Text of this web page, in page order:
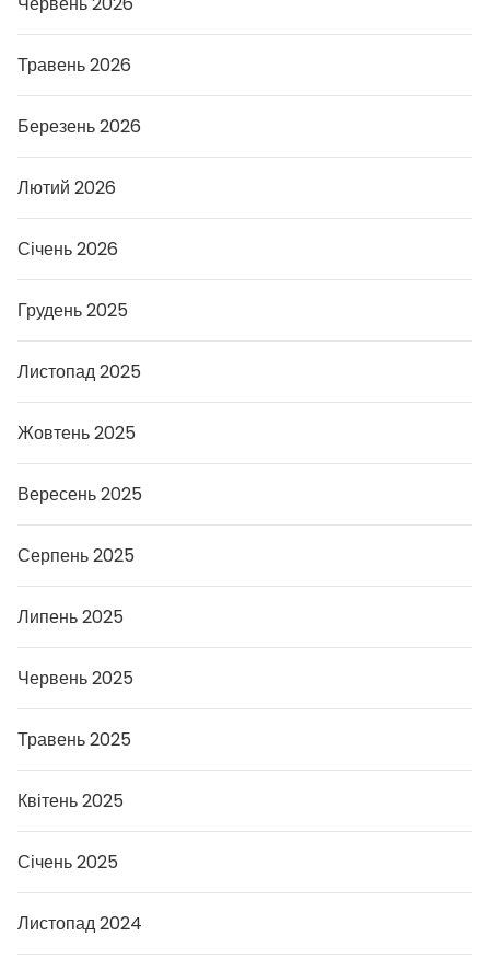
Травень 2026
Березень 2026
Лютий 2026
Січень 2026
Грудень 2025
Листопад 2025
Жовтень 2025
Вересень 2025
Серпень 2025
Липень 2025
Червень 2025
Травень 2025
Квітень 2025
Січень 2025
Листопад 2024